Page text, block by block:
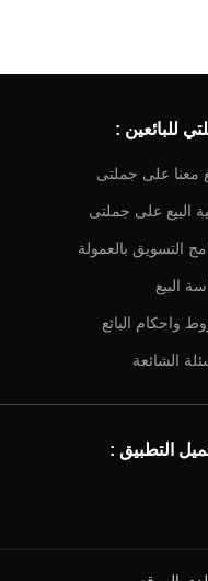
للبائعين :
معنا على جملتى
البيع على جملتى
التسويق بالعمولة
البيع
واحكام البائع
الشائعة
التطبيق :